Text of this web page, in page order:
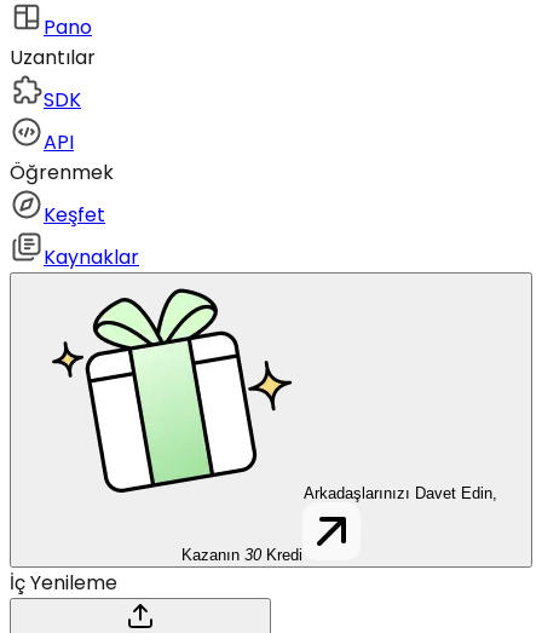
Pano
Uzantılar
SDK
API
Öğrenmek
Keşfet
Kaynaklar
Arkadaşlarınızı Davet Edin,
Kazanın 30 Kredi
İç Yenileme